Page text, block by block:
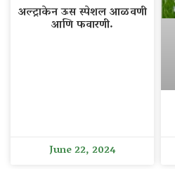
अल्ट्राकेन ऊस स्पेशल आळवणी
आणि फवारणी.
June 22, 2024